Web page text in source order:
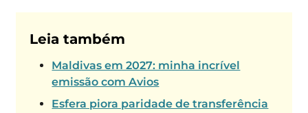
Leia também
Maldivas em 2027: minha incrível
emissão com Avios
Esfera piora paridade de transferência